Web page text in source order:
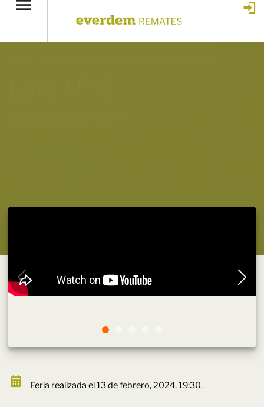
Feria realizada el 13 de febrero, 2024, 19:30.